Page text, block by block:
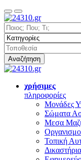
Αναζήτηση
χρήσιμες
πληροφορίες
Μονάδες
Σώματα
Μεσα
Τοπική
Δικαστήρια